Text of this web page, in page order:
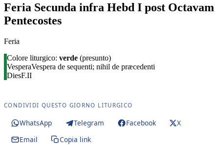
Feria Secunda infra Hebd I post Octavam
Pentecostes
Feria
Colore liturgico: verde (presunto)
VesperaVespera de sequenti; nihil de præcedenti
DiesF.II
CONDIVIDI QUESTO GIORNO LITURGICO
WhatsApp Telegram Facebook
X
Email
Copia link